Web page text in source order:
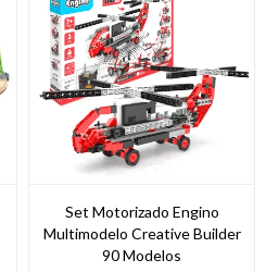
Set Motorizado Engino
Multimodelo Creative Builder
90 Modelos